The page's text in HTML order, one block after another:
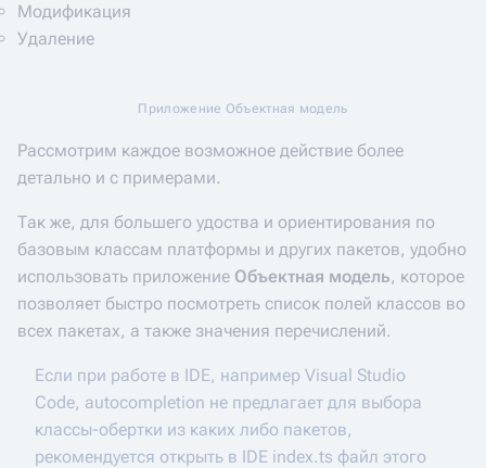
Модификация
Удаление
Приложение Объектная модель
Рассмотрим каждое возможное действие более
детально и с примерами.
Так же, для большего удоства и ориентирования по
базовым классам платформы и других пакетов, удобно
использовать приложение Объектная модель, которое
позволяет быстро посмотреть список полей классов во
всех пакетах, а также значения перечислений.
Если при работе в IDE, например Visual Studio
Code, autocompletion не предлагает для выбора
классы-обертки из каких либо пакетов,
рекомендуется открыть в IDE index.ts файл этого